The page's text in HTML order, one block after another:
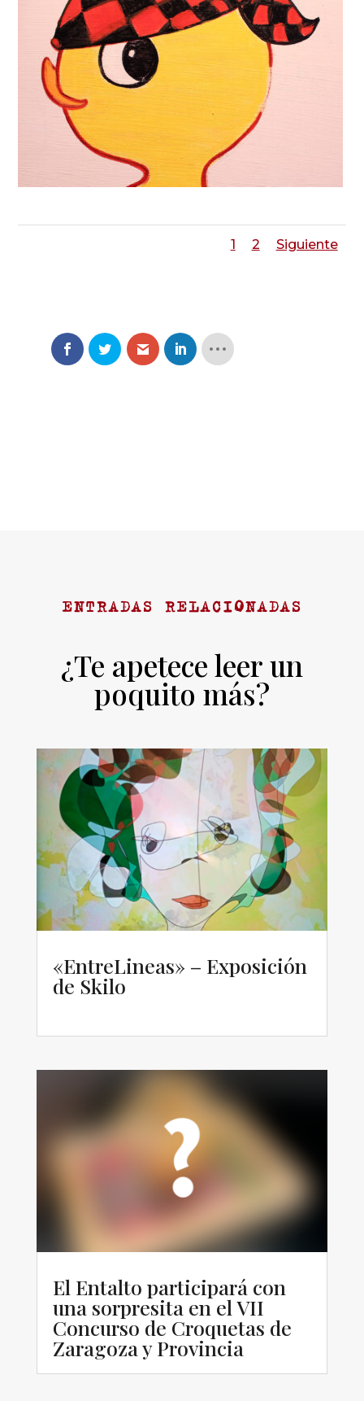
1 2 Siguiente
ENTRADAS RELACIONADAS
¿Te apetece leer un
poquito más?
«EntreLineas» – Exposición
de Skilo
El Entalto participará con
una sorpresita en el VII
Concurso de Croquetas de
Zaragoza y Provincia